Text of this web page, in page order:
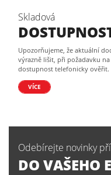
Skladová
Upozorňujeme, že aktuální
výrazně lišit, při požadavku
dostupnost telefonicky ověřit.
VÍCE
Odebírejte novinky
DO VAŠEHO